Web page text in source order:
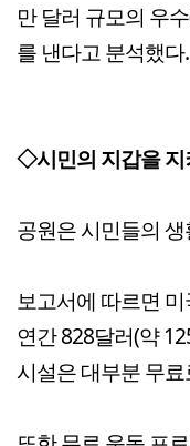
만 달러 규모의 우
를 낸다고 분석했다.
◇시민의 지갑을 지
공원은 시민들의
보고서에 따르면
연간 828달러(약
시설은 대부분 무